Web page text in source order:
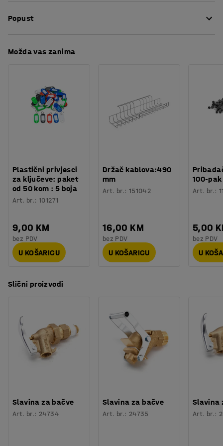
Materijal
Težina: 0,05 kg
Popust
Možda vas zanima
Plastični privjesci
za ključeve: paket
od 50 kom : 5 boja
Art. br.:101271
9,00 KM
bez PDV
U KOŠARICU
Držač kablova:490
mm
Art. br.: 151042
16,00 KM
bez PDV
U KOŠARICU
100-pak
Art. br.:
5,00
bez PDV
U
Slični proizvodi
Slavina za bačve
Art. br.: 24734
Slavina za bačve
Art. br.: 24735
Slavina
Art. br.: